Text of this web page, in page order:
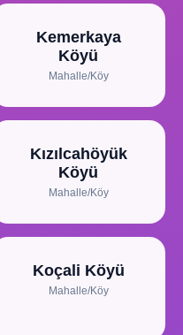
Kemerkaya
Köyü
Mahalle/Köy
Kızılcahöyük
Köyü
Mahalle/Köy
Koçali Köyü
Mahalle/Köy